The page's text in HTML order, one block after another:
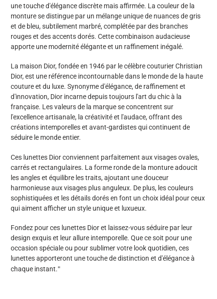
une touche d'élégance discrète mais affirmée. La couleur de la
monture se distingue par un mélange unique de nuances de gris
et de bleu, subtilement marbré, complétée par des branches
rouges et des accents dorés. Cette combinaison audacieuse
apporte une modernité élégante et un raffinement inégalé.
La maison Dior, fondée en 1946 par le célèbre couturier Christian
Dior, est une référence incontournable dans le monde de la haute
couture et du luxe. Synonyme d'élégance, de raffinement et
d'innovation, Dior incarne depuis toujours l'art du chic à la
française. Les valeurs de la marque se concentrent sur
l'excellence artisanale, la créativité et l'audace, offrant des
créations intemporelles et avant-gardistes qui continuent de
séduire le monde entier.
Ces lunettes Dior conviennent parfaitement aux visages ovales,
carrés et rectangulaires. La forme ronde de la monture adoucit
les angles et équilibre les traits, ajoutant une douceur
harmonieuse aux visages plus anguleux. De plus, les couleurs
sophistiquées et les détails dorés en font un choix idéal pour ceux
qui aiment afficher un style unique et luxueux.
Fondez pour ces lunettes Dior et laissez-vous séduire par leur
design exquis et leur allure intemporelle. Que ce soit pour une
occasion spéciale ou pour sublimer votre look quotidien, ces
lunettes apporteront une touche de distinction et d'élégance à
chaque instant."